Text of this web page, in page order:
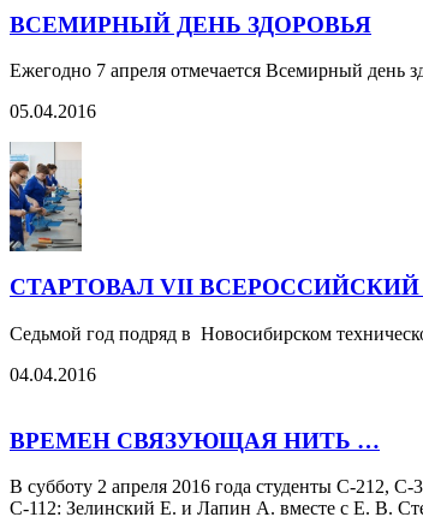
ВСЕМИРНЫЙ ДЕНЬ ЗДОРОВЬЯ
Ежегодно 7 апреля отмечается Всемирный день
05.04.2016
СТАРТОВАЛ VII
Седьмой год подряд в Новосибирском
04.04.2016
ВРЕМЕН СВЯЗУЮЩАЯ НИТЬ …
В субботу 2 апреля 2016 года студенты С-212, С-
С-112: Зелинский Е. и Лапин А. вместе с Е. В.